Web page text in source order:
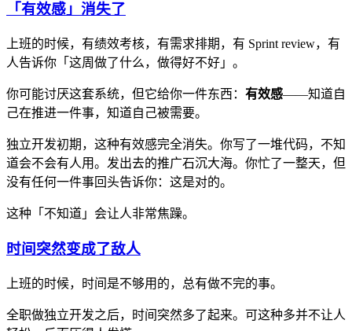
「有效感」消失了
上班的时候，有绩效考核，有需求排期，有 Sprint review，有
人告诉你「这周做了什么，做得好不好」。
你可能讨厌这套系统，但它给你一件东西： 有效感——知道自
己在推进一件事，知道自己被需要。
独立开发初期，这种有效感完全消失。你写了一堆代码，不知
道会不会有人用。发出去的推广石沉大海。你忙了一整天，但
没有任何一件事回头告诉你：这是对的。
这种「不知道」会让人非常焦躁。
时间突然变成了敌人
上班的时候，时间是不够用的，总有做不完的事。
全职做独立开发之后，时间突然多了起来。可这种多并不让人